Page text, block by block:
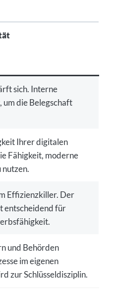
sich. Interne
die Belegschaft
Ihrer digitalen
Fähigkeit, moderne
Effizienzkiller. Der
entscheidend für
und Behörden
im eigenen
zur Schlüsseldisziplin.